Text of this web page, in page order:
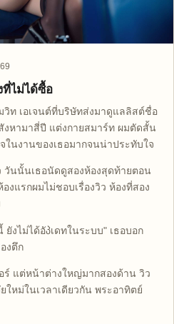
ที่ไม่ได้ซื้อ
ท เอเจนต์ที่บริษัทส่งมาดูแลลิสต์ชื่อ
งหามาสี่ปี แต่งกายสมาร์ท ผมตัดสั้น
ในงานของเธอมากจนน่าประทับใจ
วันนั้นเธอนัดดูสองห้องสุดท้ายตอน
งแรกผมไม่ชอบเรื่องวิว ห้องที่สอง
งไม่ได้อัპเดทในระบบ" เธอบอก
งตึก
ร์ แต่หน้าต่างใหญ่มากสองด้าน วิว
หม่ในเวลาเดียวกัน พระอาทิตย์